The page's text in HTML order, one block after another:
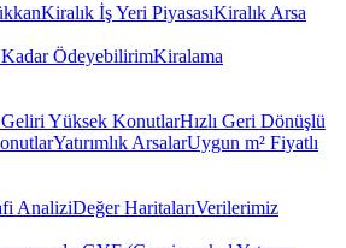
Kiralık İş Yeri PiyasasıKiralık Arsa
ÖdeyebilirimKiralama
Yüksek KonutlarHızlı Geri Dönüşlü
Yatırımlık ArsalarUygun m² Fiyatlı
AnaliziDeğer HaritalarıVerilerimiz